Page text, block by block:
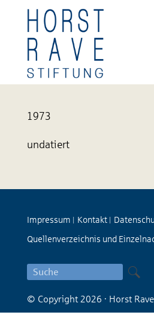
1973
undatiert
Impressum Kontakt|
Quellenverzeichnis und
Suche
© Copyright 2026 · Horst